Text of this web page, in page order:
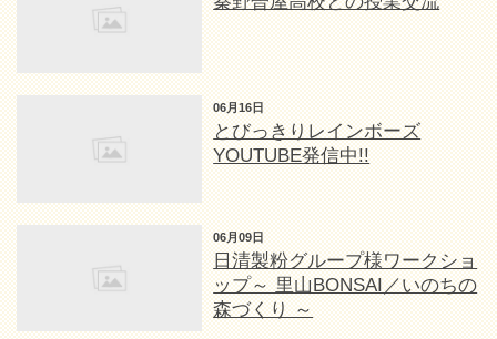
06月16日
とびっきりレインボーズ
YOUTUBE発信中!!
06月09日
日清製粉グループ様ワークショ
ップ～ 里山BONSAI／いのちの
森づくり ～